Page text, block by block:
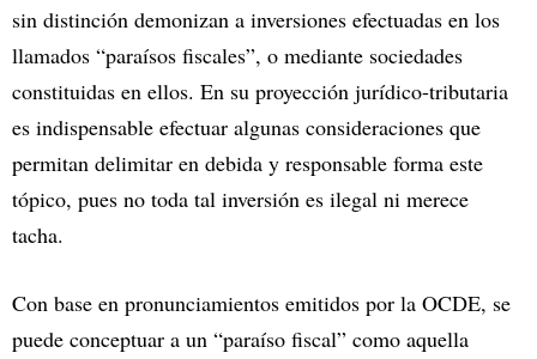
sin distinción demonizan a inversiones efectuadas en los
llamados “paraísos fiscales”, o mediante sociedades
constituidas en ellos. En su proyección jurídico-tributaria
es indispensable efectuar algunas consideraciones que
permitan delimitar en debida y responsable forma este
tópico, pues no toda tal inversión es ilegal ni merece
tacha.
Con base en pronunciamientos emitidos por la OCDE, se
puede conceptuar a un “paraíso fiscal” como aquella